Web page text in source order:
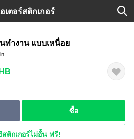
เตอร์สติกเกอร์
ทำงาน แบบเหนื่อย
ซื้อ
สติกเกอร์ไม่อั้น ฟรี!